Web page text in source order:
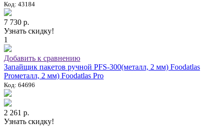
Код: 43184
7 730 р.
Узнать скидку!
1
Добавить к сравнению
Запайщик пакетов ручной PFS-300(металл, 2 мм) Foodatlas
Proметалл, 2 мм) Foodatlas Pro
Код: 64696
2 261 р.
Узнать скидку!